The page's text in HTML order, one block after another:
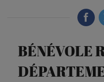
BÉNÉVOLE